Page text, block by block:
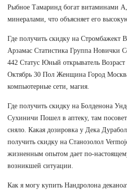
Рыбное Тамаринд богат витаминами
минералами, что объясняет его
Где получить скидку на Стромбажект
Арзамас Статистика Группа Новички
442 Статус Юный открыватель
Октябрь 30 Пол Женщина Город
компьютерные сети, магия.
Где получить скидку на Болденона
Сухиничи Пошел в аптеку, там
сняло. Какая дозировка у Дека
получить скидку на Станозолол
жизненным опытом дает по-
возникшей ситуации.
Как я могу купить Нандролона